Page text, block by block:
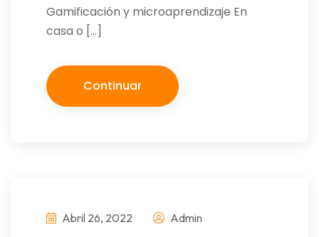
Gamificación y microaprendizaje En
casa o […]
Continuar
Abril 26, 2022 Admin